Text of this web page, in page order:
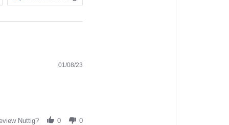
01/08/23
Nuttig? 0 0